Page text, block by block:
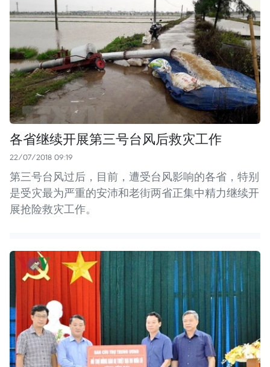
各省继续开展第三号台风后救灾工作
22/07/2018 09:19
第三号台风过后，目前，遭受台风影响的各省，特别
是受灾最为严重的安沛和老街两省正集中精力继续开
展抢险救灾工作。